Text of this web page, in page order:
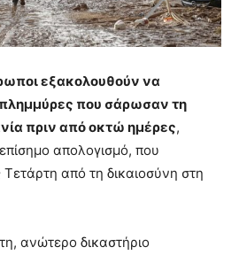
εξακολουθούν να
πλημμύρες που σάρωσαν τη
πριν από οκτώ ημέρες,
απολογισμό, που
από τη δικαιοσύνη στη
ανώτερο δικαστήριο